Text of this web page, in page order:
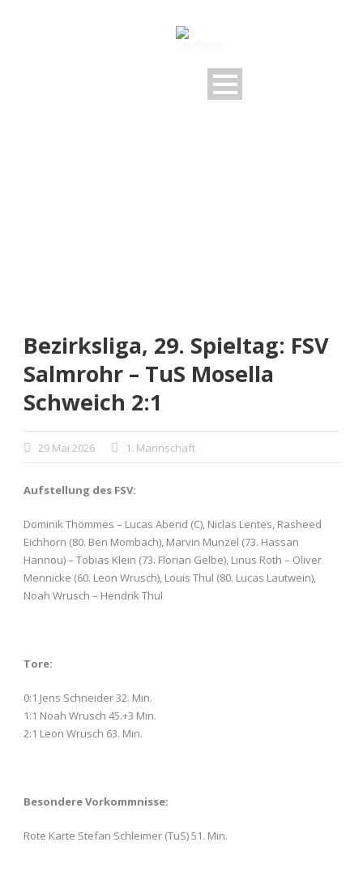
Bezirksliga, 29. Spieltag: FSV
Salmrohr – TuS Mosella
Schweich 2:1
29 Mai 2026 1. Mannschaft
Aufstellung des FSV:
Dominik Thömmes – Lucas Abend (C), Niclas Lentes, Rasheed
Eichhorn (80. Ben Mombach), Marvin Munzel (73. Hassan
Hannou) – Tobias Klein (73. Florian Gelbe), Linus Roth – Oliver
Mennicke (60. Leon Wrusch), Louis Thul (80. Lucas Lautwein),
Noah Wrusch – Hendrik Thul
Tore:
0:1 Jens Schneider 32. Min.
1:1 Noah Wrusch 45.+3 Min.
2:1 Leon Wrusch 63. Min.
Besondere Vorkommnisse:
Rote Karte Stefan Schleimer (TuS) 51. Min.